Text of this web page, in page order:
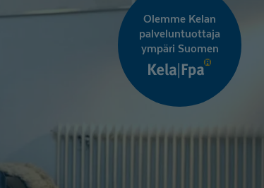
Olemme Kelan
palveluntuottaja
ympäri Suomen